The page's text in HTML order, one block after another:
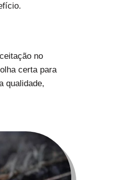
no
certa para
qualidade,